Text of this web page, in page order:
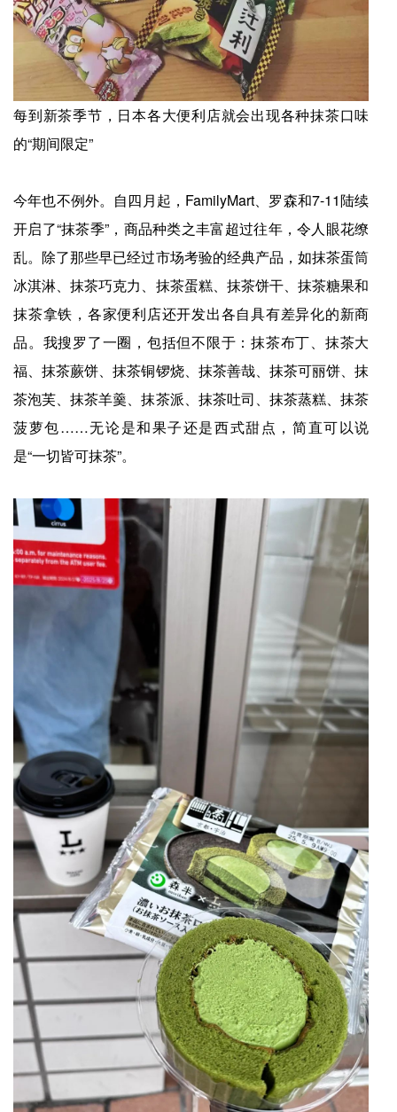
每到新茶季节，日本各大便利店就会出现各种抹茶口味
的“期间限定”
今年也不例外。自四月起，FamilyMart、罗森和7-11陆续
开启了“抹茶季”，商品种类之丰富超过往年，令人眼花缭
乱。除了那些早已经过市场考验的经典产品，如抹茶蛋筒
冰淇淋、抹茶巧克力、抹茶蛋糕、抹茶饼干、抹茶糖果和
抹茶拿铁，各家便利店还开发出各自具有差异化的新商
品。我搜罗了一圈，包括但不限于：抹茶布丁、抹茶大
福、抹茶蕨饼、抹茶铜锣烧、抹茶善哉、抹茶可丽饼、抹
茶泡芙、抹茶羊羹、抹茶派、抹茶吐司、抹茶蒸糕、抹茶
菠萝包……无论是和果子还是西式甜点，简直可以说
是“一切皆可抹茶”。